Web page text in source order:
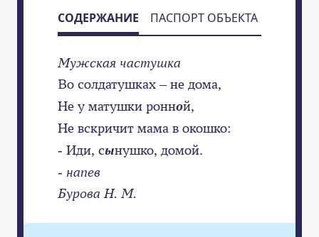
СОДЕРЖАНИЕ ПАСПОРТ ОБЪЕКТА
Мужская частушка
Во солдатушках – не дома,
Не у матушки ронной,
Не вскричит мама в окошко:
- Иди, сынушко, домой.
- напев
Бурова Н. М.